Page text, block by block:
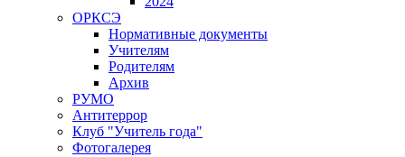
ОРКСЭ
Нормативные документы
Учителям
Родителям
Архив
РУМО
Антитеррор
Клуб "Учитель года"
Фотогалерея